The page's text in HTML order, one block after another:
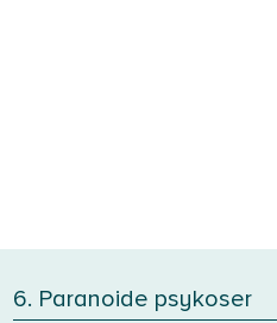
6. Paranoide psykoser